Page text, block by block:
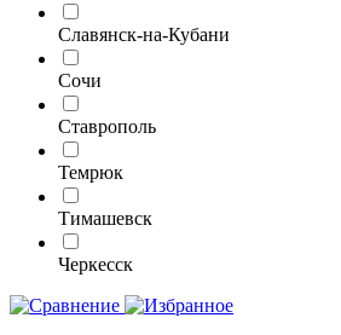
Славянск-на-Кубани
Сочи
Ставрополь
Темрюк
Тимашевск
Черкесск